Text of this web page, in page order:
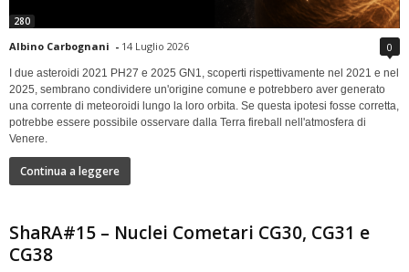
280
Albino Carbognani - 14 Luglio 2026 0
I due asteroidi 2021 PH27 e 2025 GN1, scoperti rispettivamente nel 2021 e nel
2025, sembrano condividere un'origine comune e potrebbero aver generato
una corrente di meteoroidi lungo la loro orbita. Se questa ipotesi fosse corretta,
potrebbe essere possibile osservare dalla Terra fireball nell'atmosfera di
Venere.
Continua a leggere
ShaRA#15 – Nuclei Cometari CG30, CG31 e
CG38